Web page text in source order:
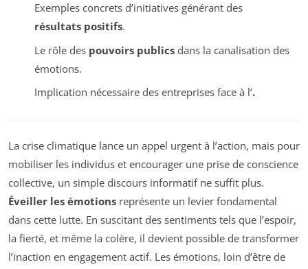
Exemples concrets d’initiatives générant des
résultats positifs.
Le rôle des pouvoirs publicsdans la canalisation des
émotions.
Implication nécessaire des entreprises face à l’.
La crise climatique lance un appel urgent à l’action, mais pour
mobiliser les individus et encourager une prise de conscience
collective, un simple discours informatif ne suffit plus.
Éveiller les émotions représente un levier fondamental
dans cette lutte. En suscitant des sentiments tels que l’espoir,
la fierté, et même la colère, il devient possible de transformer
l’inaction en engagement actif. Les émotions, loin d’être de